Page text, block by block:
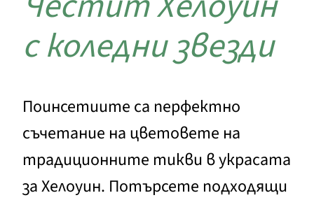
с коледни звезди
Поинсетиите са перфектно
съчетание на цветовете на
традиционните тикви в украсата
за Хелоуин. Потърсете подходящи